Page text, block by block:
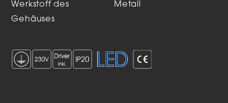
Werkstoff des
Gehäuses
Metall